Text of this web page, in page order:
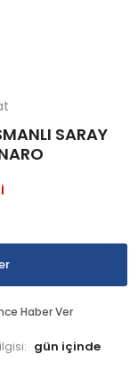
SARAY
Haber Ver